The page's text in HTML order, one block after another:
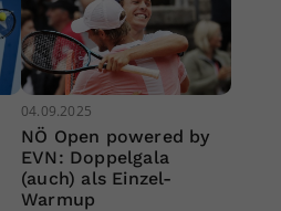
04.09.2025
NÖ Open powered by
EVN: Doppelgala
(auch) als Einzel-
Warmup